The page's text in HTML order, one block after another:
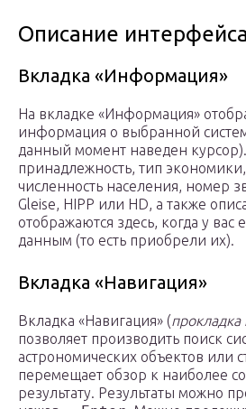
Описание интерфейса
Вкладка «Информация»
На вкладке «Информация»
информация о выбранной
данный момент наведен
принадлежность, тип экономики,
численность населения, номер
Gleise, HIPP или HD, а также
отображаются здесь, когда у вас
данным (то есть приобрели их).
Вкладка «Навигация»
Вкладка «Навигация» (
позволяет производить поиск
астрономических объектов или
перемещает обзор к наиболее
результату. Результаты можно